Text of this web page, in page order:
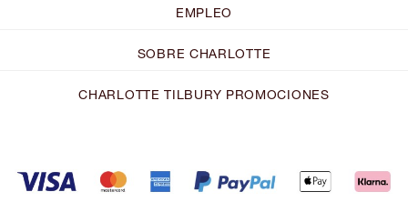
EMPLEO
SOBRE CHARLOTTE
CHARLOTTE TILBURY PROMOCIONES